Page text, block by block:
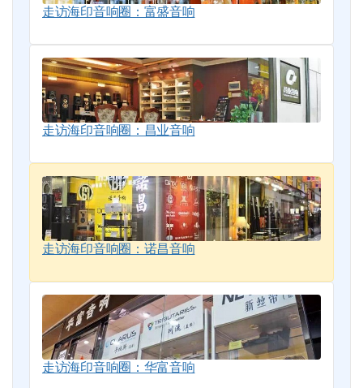
走访海印音响圈：富盛音响
走访海印音响圈：昌业音响
走访海印音响圈：诺昌音响
走访海印音响圈：华富音响